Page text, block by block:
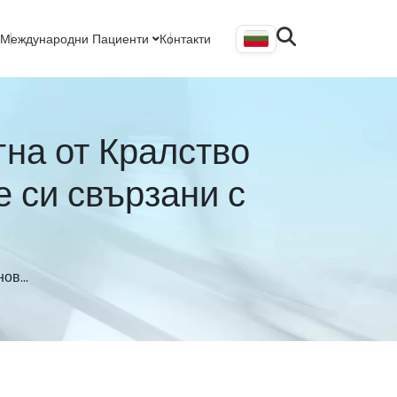
Международни Пациенти Контакти
от Кралство
свързани с